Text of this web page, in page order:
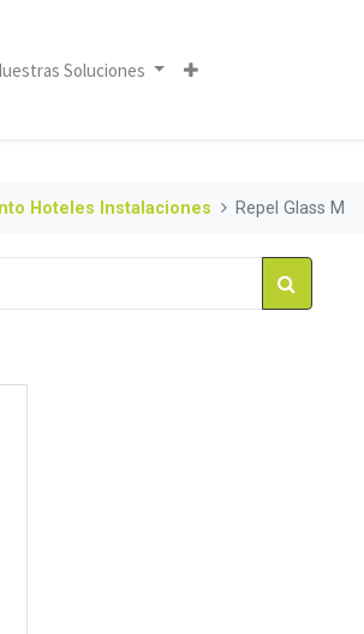
Soluciones
Hoteles Instalaciones Repel Glass M